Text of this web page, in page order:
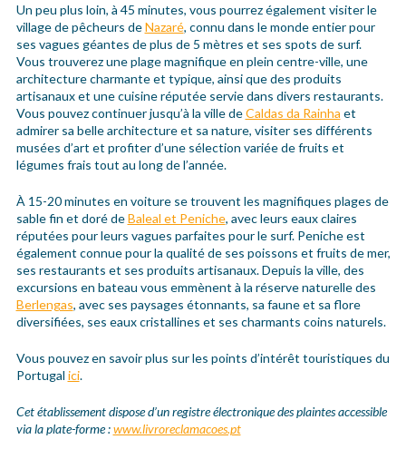
Un peu plus loin, à 45 minutes, vous pourrez également visiter le
village de pêcheurs deNazaré, connu dans le monde entier pour
ses vagues géantes de plus de 5 mètres et ses spots de surf.
Vous trouverez une plage magnifique en plein centre-ville, une
architecture charmante et typique, ainsi que des produits
artisanaux et une cuisine réputée servie dans divers restaurants.
Vous pouvez continuer jusqu’à la ville deCaldas da Rainha et
admirer sa belle architecture et sa nature, visiter ses différents
musées d’art et profiter d’une sélection variée de fruits et
légumes frais tout au long de l’année.
À 15-20 minutes en voiture se trouvent les magnifiques plages de
sable fin et doré deBaleal et Peniche, avec leurs eaux claires
réputées pour leurs vagues parfaites pour le surf. Peniche est
également connue pour la qualité de ses poissons et fruits de mer,
ses restaurants et ses produits artisanaux. Depuis la ville, des
excursions en bateau vous emmènent à la réserve naturelle des
Berlengas, avec ses paysages étonnants, sa faune et sa flore
diversifiées, ses eaux cristallines et ses charmants coins naturels.
Vous pouvez en savoir plus sur les points d’intérêt touristiques du
Portugal ici.
Cet établissement dispose d’un registre électronique des plaintes accessible
via la plate-forme :www.livroreclamacoes.pt